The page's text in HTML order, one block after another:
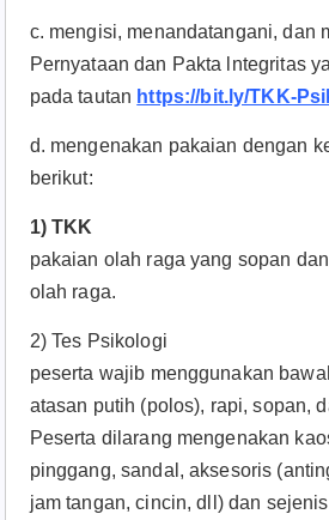
c. mengisi, menandatangani, dan
Pernyataan dan Pakta lntegritas
pada tautan https://bit.ly/TKK-
d. mengenakan pakaian dengan
berikut:
1) TKK
pakaian olah raga yang sopan
olah raga.
2) Tes Psikologi
peserta wajib menggunakan
atasan putih (polos), rapi, sopan,
Peserta dilarang mengenakan
pinggang, sandal, aksesoris
jam tangan, cincin, dll) dan